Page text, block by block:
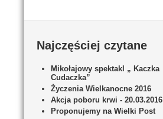
Najczęściej czytane
Mikołajowy spektakl „ Kaczka
Cudaczka”
Życzenia Wielkanocne 2016
Akcja poboru krwi - 20.03.2016
Proponujemy na Wielki Post